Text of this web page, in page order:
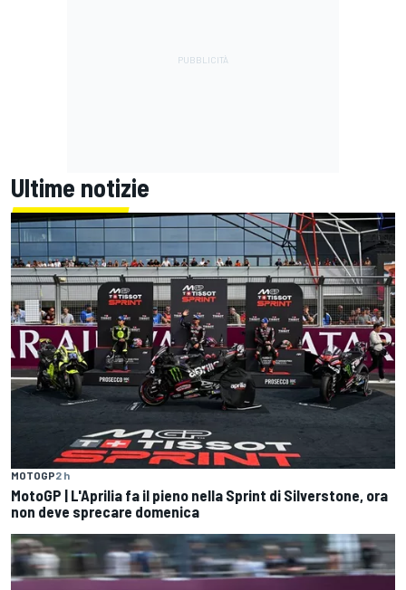
Ultime notizie
MOTOGP2 h
MotoGP | L'Aprilia fa il pieno nella Sprint di Silverstone, ora
non deve sprecare domenica